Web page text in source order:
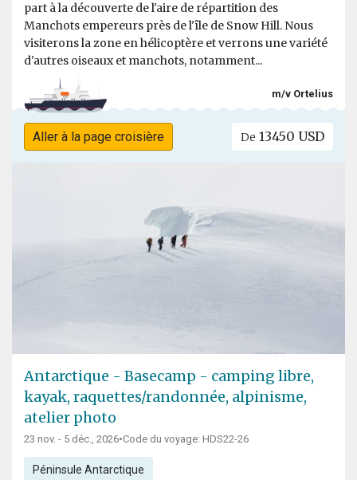
part à la découverte de l'aire de répartition des
Manchots empereurs près de l'île de Snow Hill. Nous
visiterons la zone en hélicoptère et verrons une variété
d'autres oiseaux et manchots, notamment...
m/v Ortelius
Aller à la page croisière De 13450 USD
Antarctique - Basecamp - camping libre,
kayak, raquettes/randonnée, alpinisme,
atelier photo
23 nov. - 5 déc., 2026•Code du voyage: HDS22-26
Péninsule Antarctique